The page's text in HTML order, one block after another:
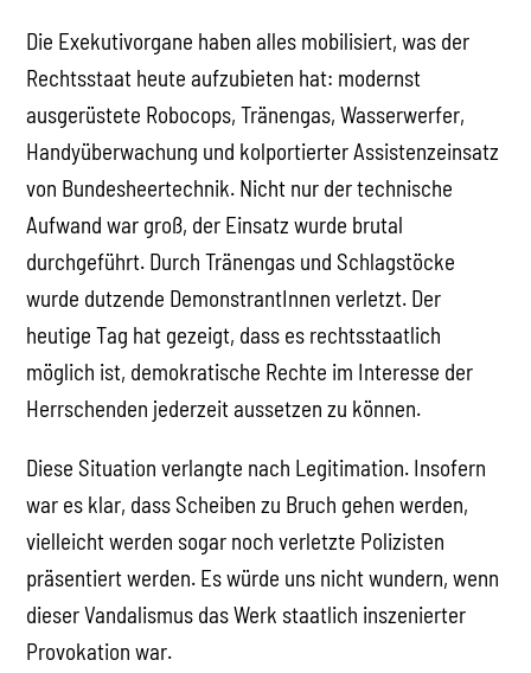
Die Exekutivorgane haben alles mobilisiert, was der
Rechtsstaat heute aufzubieten hat: modernst
ausgerüstete Robocops, Tränengas, Wasserwerfer,
Handyüberwachung und kolportierter Assistenzeinsatz
von Bundesheertechnik. Nicht nur der technische
Aufwand war groß, der Einsatz wurde brutal
durchgeführt. Durch Tränengas und Schlagstöcke
wurde dutzende DemonstrantInnen verletzt. Der
heutige Tag hat gezeigt, dass es rechtsstaatlich
möglich ist, demokratische Rechte im Interesse der
Herrschenden jederzeit aussetzen zu können.
Diese Situation verlangte nach Legitimation. Insofern
war es klar, dass Scheiben zu Bruch gehen werden,
vielleicht werden sogar noch verletzte Polizisten
präsentiert werden. Es würde uns nicht wundern, wenn
dieser Vandalismus das Werk staatlich inszenierter
Provokation war.